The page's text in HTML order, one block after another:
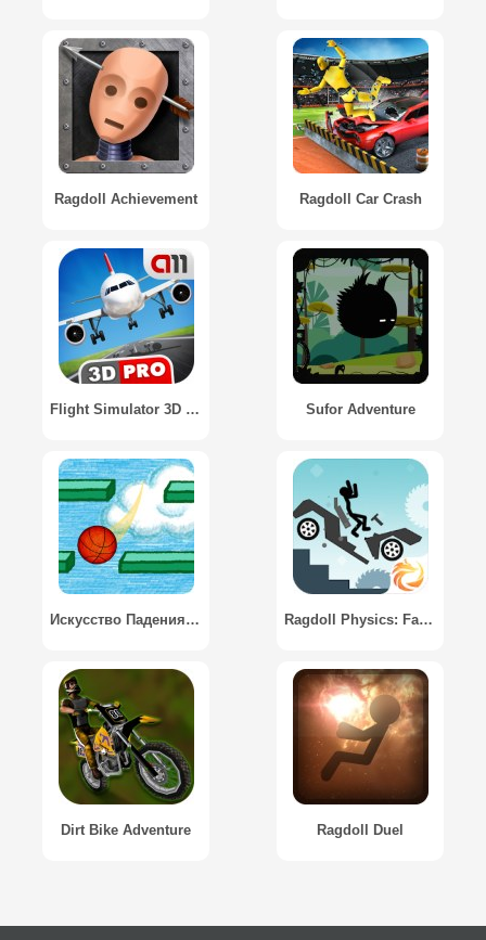
Ragdoll Achievement Ragdoll Car Crash
Flight Simulator 3D PRO / Симулятор Полёта 3D PRO Sufor Adventure
Искусство Падения / Art of Falldown Ragdoll Physics: Falling game
Dirt Bike Adventure Ragdoll Duel